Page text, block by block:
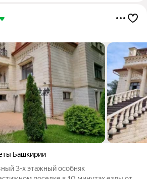
Башкирии
3-х этажный особняк